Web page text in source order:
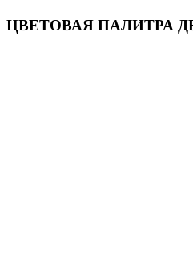
ЦВЕТОВАЯ ПАЛИТРА